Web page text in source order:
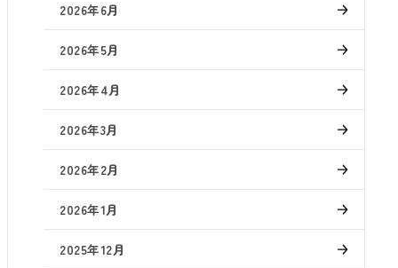
2026年6月
2026年5月
2026年4月
2026年3月
2026年2月
2026年1月
2025年12月